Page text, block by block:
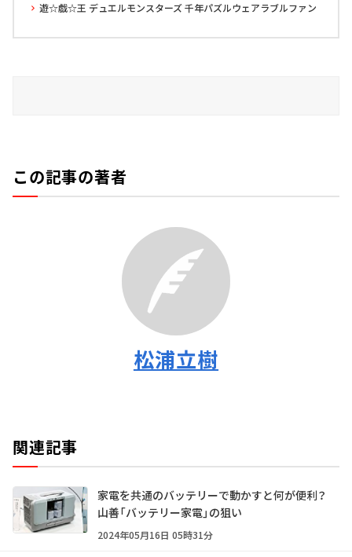
遊☆戯☆王 デュエルモンスターズ 千年パズルウェアラブルファン
この記事の著者
松浦立樹
関連記事
家電を共通のバッテリーで動かすと何が便利？
山善「バッテリー家電」の狙い
2024年05月16日 05時31分